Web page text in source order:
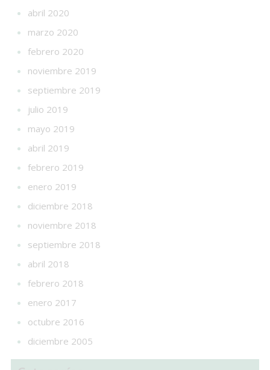
abril 2020
marzo 2020
febrero 2020
noviembre 2019
septiembre 2019
julio 2019
mayo 2019
abril 2019
febrero 2019
enero 2019
diciembre 2018
noviembre 2018
septiembre 2018
abril 2018
febrero 2018
enero 2017
octubre 2016
diciembre 2005